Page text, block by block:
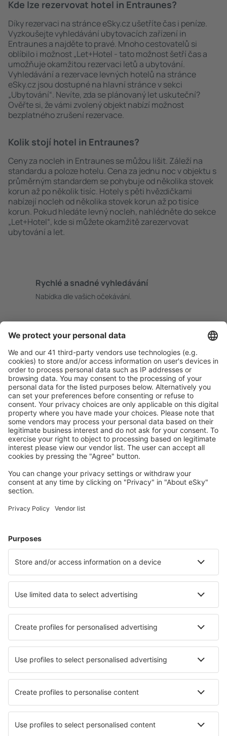
Kde lze rezervovat hotel in Entraunes?
Díky rezervaci na stránce eSky.cz ušetříte čas i peníze.
Vyzkoušejte vyhledávání ubytovacích zařízení in
Entraunes a najděte to pravé. Mnoho cestovatelů si
oblíbilo i možnost „Let+Hotel - tato možnost šetří čas a
umožňuje okamžitou rezervaci letů a ubytování.
Vyhledávání a rezervace levných hotelů na stránce
eSky.cz jsou dostupné na hlavní stránce v sekci
„Ubytování“. Nevíte, zda se plánovaný let uskuteční?
Ověřte si, že vámi zvolený objekt nabízí možnost
bezplatného zrušení rezervace.
Kolik stojí hotel in Entraunes?
Ceny za nocleh in Entraunes se můžou lišit. Záleží na
standardu a poloze hotelu. Cena za jednu noc v objektu s
průměrným standardem se pohybuje od několika stovek
korun až po několik tisíc. Hotely s pěti hvězdičkami
nabízejí nocleh od několika stovek korun až po tisíce
korun. Pokud hledáte levný nocleh, nahlédněte do sekce
„Let+Hotel“, kde si můžete okamžitě zarezervovat
ubytování a let.
Rychlé a snadné vyhledávání
Nabídka dle vašich očekávání.
Bezproblémová rezervace s možností bezplatného
zrušení.
S námi ušetříte
Atraktivní ceny a speciální nabídky pro přihlášené
uživatele.
Ubytování dle vašeho gusta
Vyberte si z více než 1.3 milionu zařízení: hotelů,
apartmánů, chat a dalších.
Nejvyhledávanější hotely uživateli eSky
Hotely ve Francii - Oblíbená města
Hotely v Nice Hotely in Le Cap d`Agde
Hotely v Beziers Hotely in Saint-Etienne-en-Devoluy
Hotely in Capbreton
Nejlepší hotely - města
Hotely Las Cumbres Hotely in Geremeas
Hotely in Dimitrovgrad Hotely in Cazanes
Hotely in Archidona Hotely in Eberndorf